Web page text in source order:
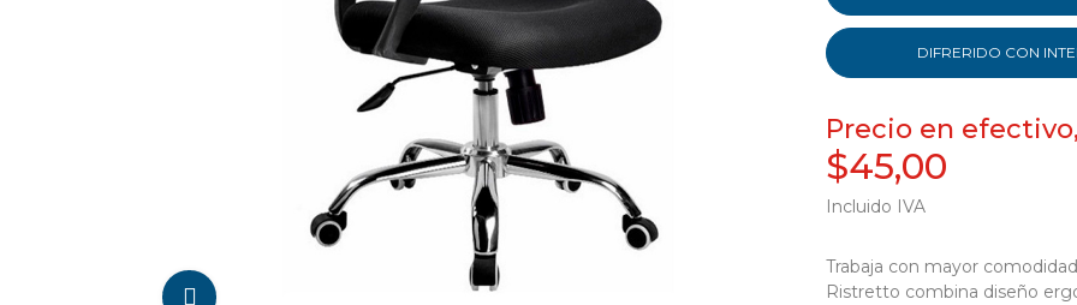
DIFRERIDO CON
Precio en
$45,00
Incluido IVA
Trabaja con mayor
Ristretto combina diseño